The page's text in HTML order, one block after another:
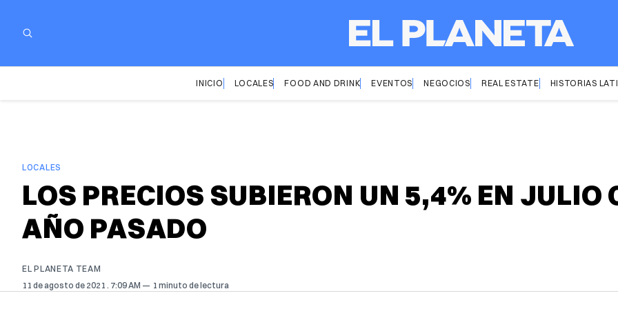
INICIO LOCALES FOOD AND DRINK EVENTOS NEGOCIOS REAL ESTATE HISTORIAS
LOCALES
LOS PRECIOS SUBIERON UN 5,4% EN JULIO
AÑO PASADO
EL PLANETA TEAM
11 de agosto de 2021 . 7:09 AM 1 minuto de lectura